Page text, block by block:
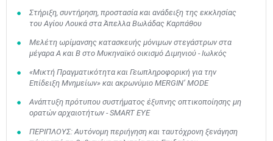
Στήριξη, συντήρηση, προστασία και ανάδειξη της εκκλησίας
του Αγίου Λουκά στα Άπελλα Βωλάδας Καρπάθου
Μελέτη ωρίμανσης κατασκευής μόνιμων στεγάστρων στα
μέγαρα Α και Β στο Μυκηναϊκό οικισμό Διμηνιού - Ιωλκός
«Μικτή Πραγματικότητα και Γεωπληροφορική για την
Επίδειξη Μνημείων» και ακρωνύμιο MERGIN’ MODE
Ανάπτυξη πρότυπου συστήματος έξυπνης οπτικοποίησης μη
ορατών αρχαιοτήτων - SMART EYE
ΠΕΡΙΠΛΟΥΣ: Αυτόνομη περιήγηση και ταυτόχρονη ξενάγηση